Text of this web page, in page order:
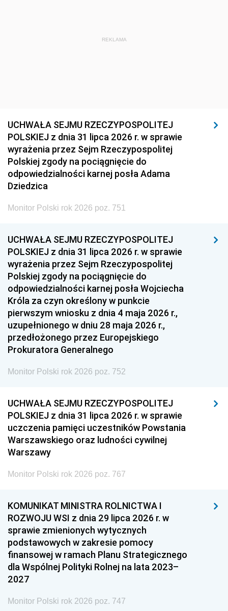
REKLAMA
UCHWAŁA SEJMU RZECZYPOSPOLITEJ
POLSKIEJ z dnia 31 lipca 2026 r. w sprawie
wyrażenia przez Sejm Rzeczypospolitej
Polskiej zgody na pociągnięcie do
odpowiedzialności karnej posła Adama
Dziedzica
Monitor Polski rok 2026 poz. 751
UCHWAŁA SEJMU RZECZYPOSPOLITEJ
POLSKIEJ z dnia 31 lipca 2026 r. w sprawie
wyrażenia przez Sejm Rzeczypospolitej
Polskiej zgody na pociągnięcie do
odpowiedzialności karnej posła Wojciecha
Króla za czyn określony w punkcie
pierwszym wniosku z dnia 4 maja 2026 r.,
uzupełnionego w dniu 28 maja 2026 r.,
przedłożonego przez Europejskiego
Prokuratora Generalnego
Monitor Polski rok 2026 poz. 752
UCHWAŁA SEJMU RZECZYPOSPOLITEJ
POLSKIEJ z dnia 31 lipca 2026 r. w sprawie
uczczenia pamięci uczestników Powstania
Warszawskiego oraz ludności cywilnej
Warszawy
Monitor Polski rok 2026 poz. 767
KOMUNIKAT MINISTRA ROLNICTWA I
ROZWOJU WSI z dnia 29 lipca 2026 r. w
sprawie zmienionych wytycznych
podstawowych w zakresie pomocy
finansowej w ramach Planu Strategicznego
dla Wspólnej Polityki Rolnej na lata 2023–
2027
Monitor Polski rok 2026 poz. 747